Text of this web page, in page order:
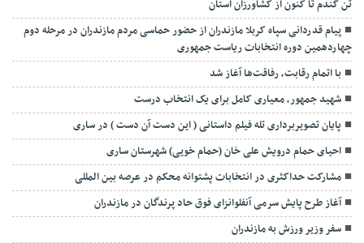
تن گندم تا کنون از کشاورزان استان
پیام قدردانی سپاه کربلا مازندران از حضور حماسی مردم مازندران در مرحله دوم
چهاردهمین دوره انتخابات ریاست جمهوری
با اتمام رقابت، رفاقت‌ها آغاز شد
شهید جمهور، معیاری کامل برای یک انتخاب درست
پایان تصویربرداری تله فیلم داستانی ( این دست آن دست ) در ساری
احیای حمام درویش علی خان (حمام خویی) شهرستان ساری
مشارکت حداکثری در انتخابات پشتوانه محکم در عرصه بین المللی
آغاز طرح پایش سرمی آنفلوانزای فوق حاد پرندگان در مازندران
سفر وزیر ورزش به مازندران